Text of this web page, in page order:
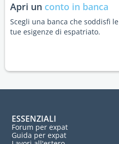
Apri un conto in banca
Scegli una banca che soddisfi le
tue esigenze di espatriato.
ESSENZIALI
Forum per expat
Guida per expat